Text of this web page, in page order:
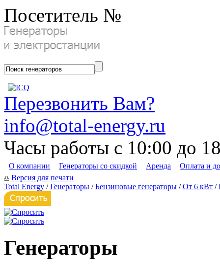
Посетитель №
Перезвонить Вам?
info@total-energy.ru
Часы работы с 10:00 до
О компании Генераторы со скидкой Аренда
Оплата и
Версия для печати
Total Energy /Генераторы /Бензиновые генераторы /От 6 кВт /
Генераторы